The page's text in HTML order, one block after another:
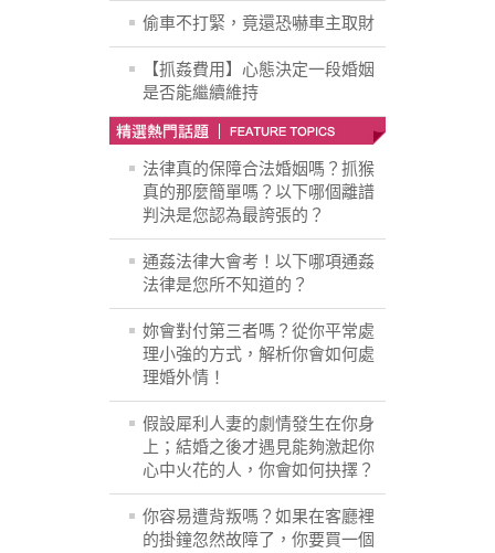
偷車不打緊，竟還恐嚇車主取財
【抓姦費用】心態決定一段婚姻
是否能繼續維持
法律真的保障合法婚姻嗎？抓猴
真的那麼簡單嗎？以下哪個離譜
判決是您認為最誇張的？
通姦法律大會考！以下哪項通姦
法律是您所不知道的？
妳會對付第三者嗎？從你平常處
理小強的方式，解析你會如何處
理婚外情！
假設犀利人妻的劇情發生在你身
上；結婚之後才遇見能夠激起你
心中火花的人，你會如何抉擇？
你容易遭背叛嗎？如果在客廳裡
的掛鐘忽然故障了，你要買一個